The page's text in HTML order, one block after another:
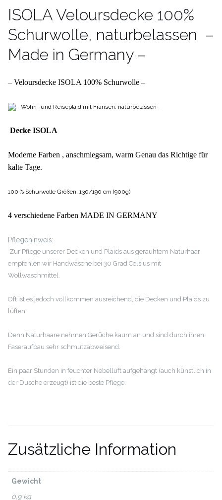
ISOLA Veloursdecke 100%
Schurwolle, naturbelassen –
Made in Germany –
– Veloursdecke ISOLA 100% Schurwolle –
– Wohn- und Reiseplaid mit Fransen, naturbelassen-
Decke ISOLA
Moderne Farben , anschmiegsam, warm Genau das Richtige für
kalte Tage.
100 % Schurwolle Größen: 130/190 cm (900g)
4 verschiedene Farben MADE IN GERMANY
Pflegehinweis:
Zur Pflege unserer Decken und Plaids aus gerauhtem Naturhaar
empfehlen wir Handwäsche bei 30 Grad Celsius mit
Wollwaschmittel.
Oft ist es jedoch vollkommen ausreichend, die Decken und Plaids zu
lüften.
Denn Naturhaare nehmen Gerüche kaum an und sind durch ihren
Faseraufbau sehr schmutzabweisend.
Ein paar Stunden in feuchter Nebelluft aufgehängt (auch künstlich in
der Dusche erzeugt) ist die beste Pflege.
Zusätzliche Information
Gewicht
0,9 kg